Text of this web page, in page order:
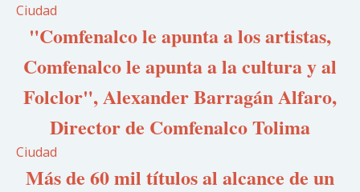
Ciudad
"Comfenalco le apunta a los artistas,
Comfenalco le apunta a la cultura y al
Folclor", Alexander Barragán Alfaro,
Director de Comfenalco Tolima
Ciudad
Más de 60 mil títulos al alcance de un